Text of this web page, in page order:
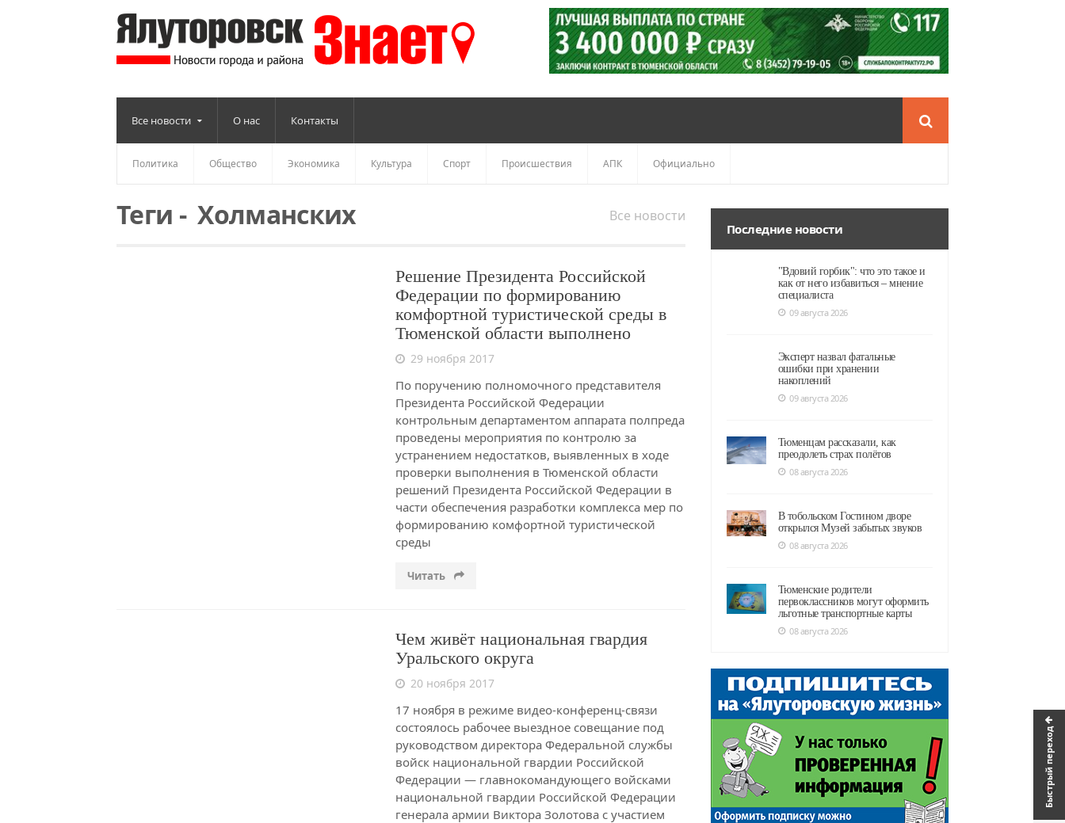
Быстрый переход
Все новости О нас Контакты
Политика Общество Экономика Культура Спорт Происшествия АПК Официально
Все новости
Теги -Холманских
Решение Президента Российской
Федерации по формированию
комфортной туристической среды в
Тюменской области выполнено
29 ноября 2017
По поручению полномочного представителя
Президента Российской Федерации
контрольным департаментом аппарата полпреда
проведены мероприятия по контролю за
устранением недостатков, выявленных в ходе
проверки выполнения в Тюменской области
решений Президента Российской Федерации в
части обеспечения разработки комплекса мер по
формированию комфортной туристической
среды
Читать
Чем живёт национальная гвардия
Уральского округа
20 ноября 2017
17 ноября в режиме видео-конференц-связи
состоялось рабочее выездное совещание под
руководством директора Федеральной службы
войск национальной гвардии Российской
Федерации — главнокомандующего войсками
национальной гвардии Российской Федерации
генерала армии Виктора Золотова с участием
Последние новости
"Вдовий горбик": что это такое и
как от него избавиться – мнение
специалиста
09 августа 2026
Эксперт назвал фатальные
ошибки при хранении
накоплений
09 августа 2026
Тюменцам рассказали, как
преодолеть страх полётов
08 августа 2026
В тобольском Гостином дворе
открылся Музей забытых звуков
08 августа 2026
Тюменские родители
первоклассников могут оформить
льготные транспортные карты
08 августа 2026